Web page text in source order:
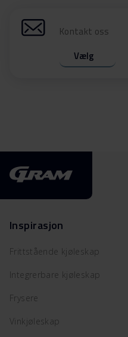
Kontakt oss
Vælg
Inspirasjon
Frittstående kjøleskap
Integrerbare kjøleskap
Frysere
Vinkjøleskap